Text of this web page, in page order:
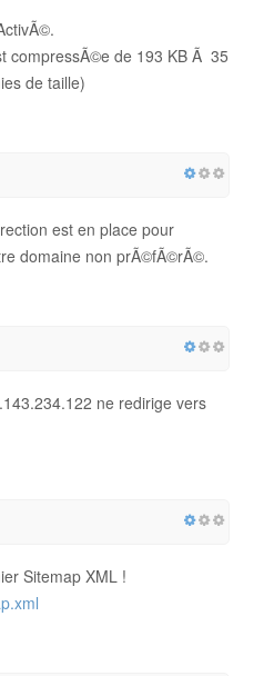
compressÃ©e de 193 KB Ã 35
de taille)
est en place pour
domaine non prÃ©fÃ©rÃ©.
ne redirige vers
Sitemap XML !